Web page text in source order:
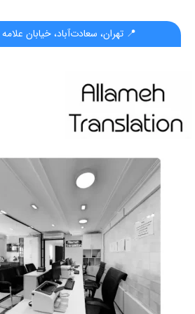
📍 تهران، سعادت‌آباد، خیابان علامه شمالی، بین ۱۶ و ۱۸، برج